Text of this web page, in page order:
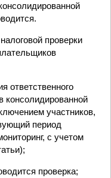
проверки
ответственного
консолидированной
участников,
период
с учетом
проверка;